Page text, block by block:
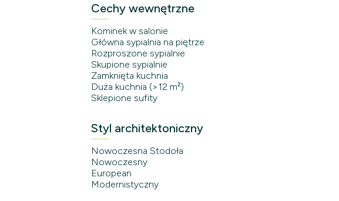
Cechy wewnętrzne
Kominek w salonie
Główna sypialnia na piętrze
Rozproszone sypialnie
Skupione sypialnie
Zamknięta kuchnia
Duża kuchnia (>12 m²)
Sklepione sufity
Styl architektoniczny
Nowoczesna Stodoła
Nowoczesny
European
Modernistyczny